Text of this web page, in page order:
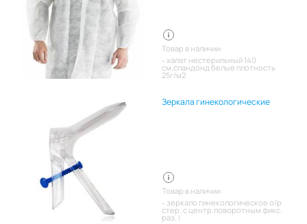
Товар в наличии:
халат нестерильный 140
см,спандонд белые плотность
25г/м2
Зеркала гинекологические
Товар в наличии:
зеркало гинекологическое о/р
стер. с центр.поворотным фикс.
раз. l